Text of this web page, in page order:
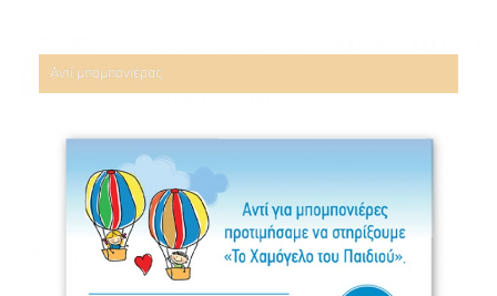
Αντί μπομπονιέρας